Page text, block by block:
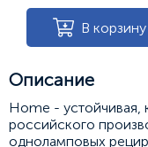
В корзину
Описание
Home - устойчивая,
российского
одноламповых